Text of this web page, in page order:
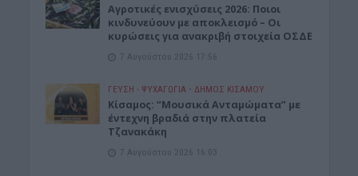
Αγροτικές ενισχύσεις 2026: Ποιοι
κινδυνεύουν με αποκλεισμό – Οι
κυρώσεις για ανακριβή στοιχεία ΟΣΔΕ
7 Αυγούστου 2026 17:56
ΓΕΎΣΗ - ΨΥΧΑΓΩΓΊΑ • ΔΉΜΟΣ ΚΙΣΆΜΟΥ
Κίσαμος: “Μουσικά Ανταμώματα” με
έντεχνη βραδιά στην πλατεία
Τζανακάκη
7 Αυγούστου 2026 16:03